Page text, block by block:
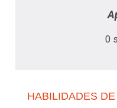
mi
0
HABILIDADES